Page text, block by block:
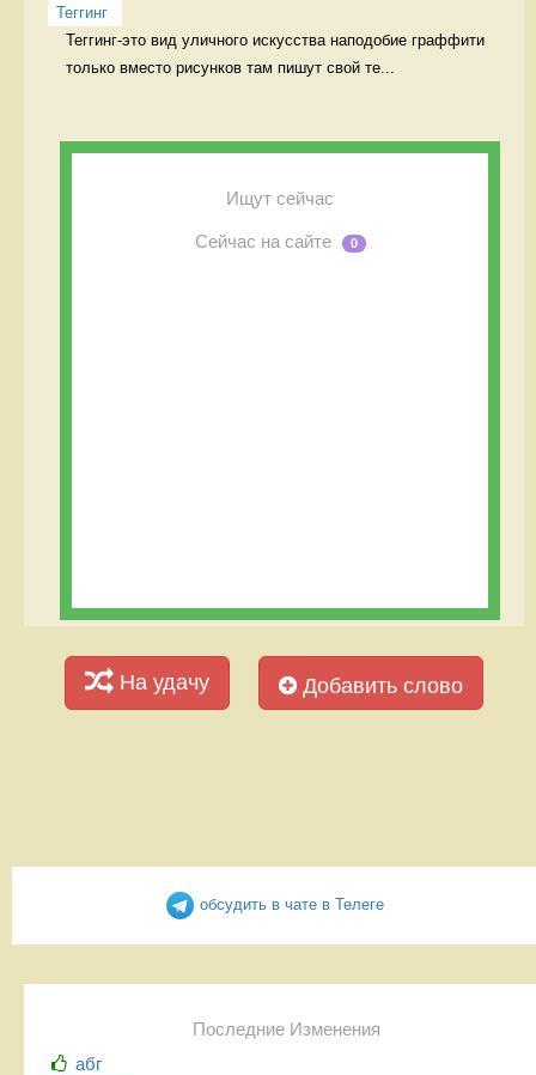
Теггинг
Теггинг-это вид уличного искусства наподобие граффити
только вместо рисунков там пишут свой те...
Ищут сейчас
Сейчас на сайте 0
На удачу Добавить слово
обсудить в чате в Телеге
Последние Изменения
абг